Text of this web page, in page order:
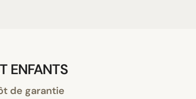
ENFANTS
de garantie